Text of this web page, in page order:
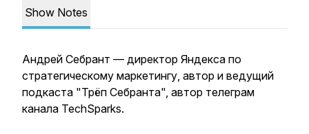
Show Notes
Андрей Себрант — директор Яндекса по
стратегическому маркетингу, автор и ведущий
подкаста "Трёп Себранта", автор телеграм
канала TechSparks.